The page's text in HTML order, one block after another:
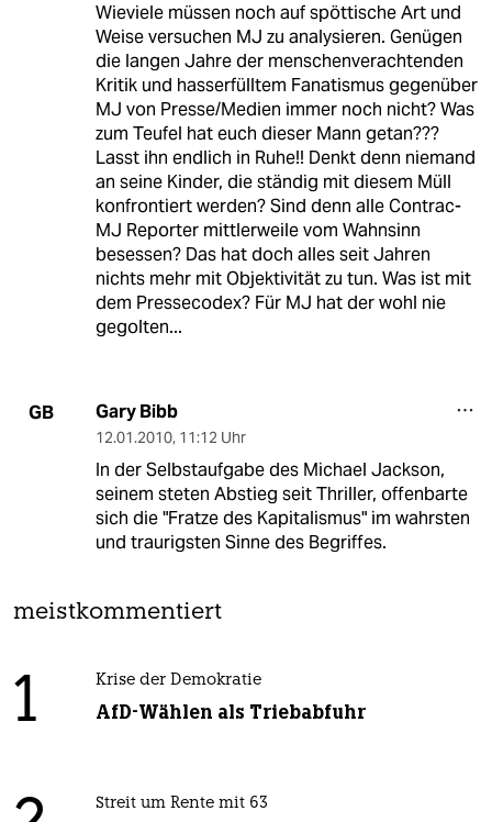
Wieviele müssen noch auf spöttische Art und
Weise versuchen MJ zu analysieren. Genügen
die langen Jahre der menschenverachtenden
Kritik und hasserfülltem Fanatismus gegenüber
MJ von Presse/Medien immer noch nicht? Was
zum Teufel hat euch dieser Mann getan???
Lasst ihn endlich in Ruhe!! Denkt denn niemand
an seine Kinder, die ständig mit diesem Müll
konfrontiert werden? Sind denn alle Contrac-
MJ Reporter mittlerweile vom Wahnsinn
besessen? Das hat doch alles seit Jahren
nichts mehr mit Objektivität zu tun. Was ist mit
dem Pressecodex? Für MJ hat der wohl nie
gegolten...
GB Gary Bibb
12.01.2010, 11:12 Uhr
In der Selbstaufgabe des Michael Jackson,
seinem steten Abstieg seit Thriller, offenbarte
sich die "Fratze des Kapitalismus" im wahrsten
und traurigsten Sinne des Begriffes.
meistkommentiert
1 Krise der Demokratie
AfD-Wählen als Triebabfuhr
Streit um Rente mit 63